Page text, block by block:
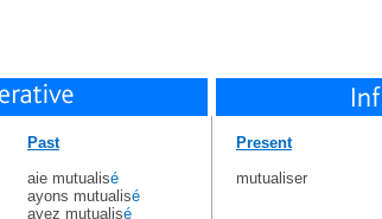
Past
aie mutualisé
ayons mutualisé
ayez mutualisé
Present
mutualiser